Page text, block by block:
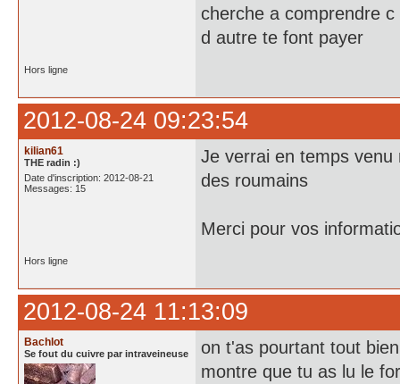
cherche a comprendre
d autre te font payer
Hors ligne
2012-08-24 09:23:54
kilian61
THE radin :)
Date d'inscription: 2012-08-21
Messages: 15
Je verrai en temps
des roumains
Merci pour vos
Hors ligne
2012-08-24 11:13:09
Bachlot
Se fout du cuivre par intraveineuse
on t'as pourtant tout
montre que tu as lu le